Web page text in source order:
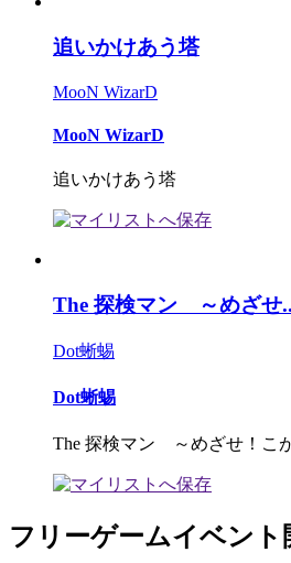
追いかけあう塔
MooN WizarD
MooN WizarD
追いかけあう塔
The 探検マン ～めざせ
Dot蜥蜴
Dot蜥蜴
The 探検マン ～めざせ！こ
フリーゲームイベント